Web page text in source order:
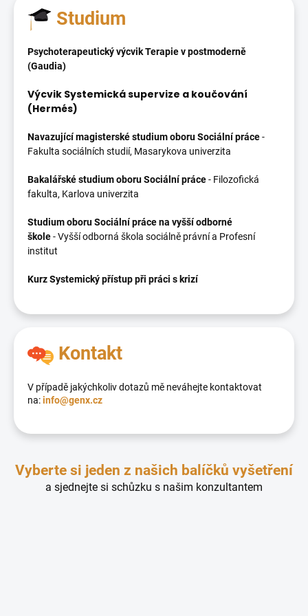
Studium
Psychoterapeutický výcvik Terapie v postmoderně
(Gaudia)
Výcvik Systemická supervize a koučování
(Hermés)
Navazující magisterské studium oboru Sociální práce-
Fakulta sociálních studií, Masarykova univerzita
Bakalářské studium oboru Sociální práce- Filozofická
fakulta, Karlova univerzita
Studium oboru Sociální práce na vyšší odborné
škole- Vyšší odborná škola sociálně právní a Profesní
institut
Kurz Systemický přístup při práci s krizí
Kontakt
V případě jakýchkoliv dotazů mě neváhejte kontaktovat
na:info@genx.cz
Vyberte si jeden z našich balíčků vyšetření
a sjednejte si schůzku s našim konzultantem